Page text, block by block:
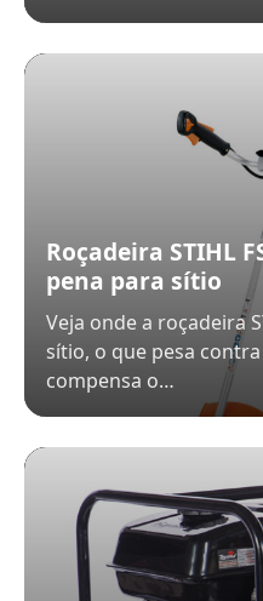
Roçadeira STIHL
pena para sítio
Veja onde a roçadeira
sítio, o que pesa
compensa o…